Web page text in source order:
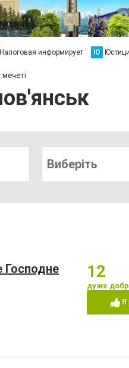
Налоговая информирует Ю
Виберіть
12
дуже
Я